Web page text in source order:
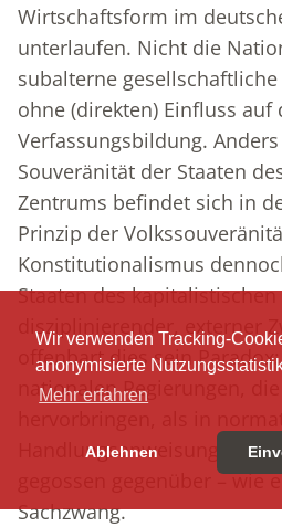
Wir verwenden Tracking-
anonymisierte
Mehr erfahren
Ablehnen
Wirtschaftsform im
unterlaufen. Nicht die
subalterne
ohne (direkten) Einfluss
Verfassungsbildung.
Souveränität der Staaten
Zentrums befindet sich in
Prinzip der
Konstitutionalismus
Staaten des
disziplinierender, externer
offenbart dies sein Paradox:
nationalen Regierungen,
hervorbringen, als in
Handlungsanweisungen,
gegossen gegenüber – wie
Sachzwang.